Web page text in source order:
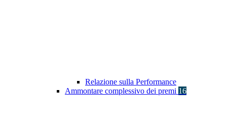
Relazione sulla Performance
Ammontare complessivo dei premi 16